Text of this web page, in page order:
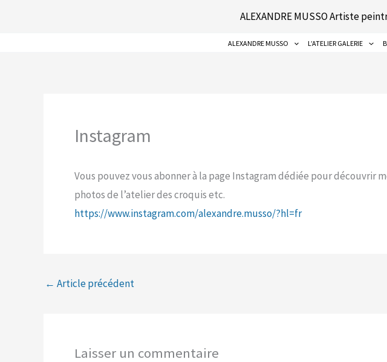
ALEXANDRE MUSSO Artiste
ALEXANDRE MUSSO L’ATELIER GALERIE
Instagram
Vous pouvez vous abonner à la page Instagram dédiée pour découvrir
photos de l’atelier des croquis etc.
https://www.instagram.com/alexandre.musso/?hl=fr
← Article précédent
Laisser un commentaire